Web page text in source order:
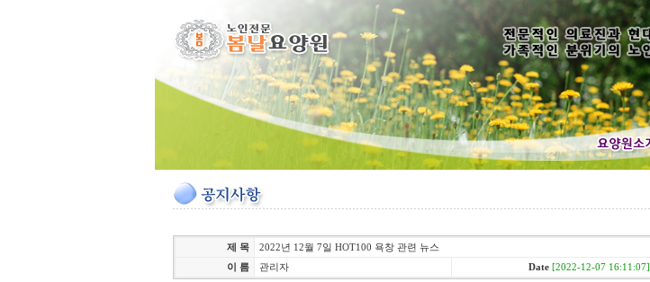
제 목
2022년 12월 7일 HOT100 욕창 관련 뉴스
이 름
관리자 Date [2022-12-07 16:11:07]